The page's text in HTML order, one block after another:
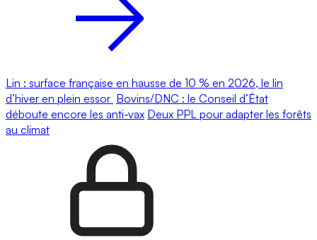
Lin : surface française en hausse de 10 % en 2026, le lin
d’hiver en plein essor Bovins/DNC : le Conseil d’État
déboute encore les anti-vax Deux PPL pour adapter les forêts
au climat